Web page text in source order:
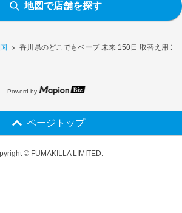
香川県のどこでもベープ 未来 150日 取替え用 1
地図で店舗を探す
Powerd by
ページトップ
© FUMAKILLA LIMITED.